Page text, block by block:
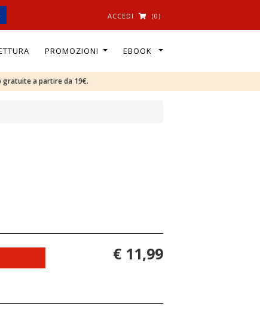
ACCEDI (0)
PROMOZIONI EBOOK
gratuite a partire da 19€.
€ 11,99